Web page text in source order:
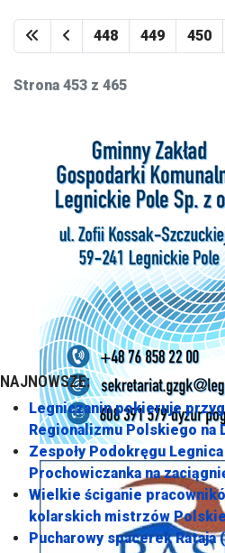
448 449 450
Strona 453 z 465
NAJNOWSZE:
Legniczanin pokieruje
Regionalizmu Polskiego na
Zespoły Podokręgu
Prochowiczanka na
Wielkie ściganie
kolarskich mistrzów
Pucharowy spacerek Rataja